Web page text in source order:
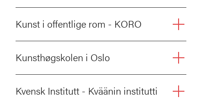
Kunst i offentlige rom - KORO
Kunsthøgskolen i Oslo
Kvensk Institutt - Kväänin institutti